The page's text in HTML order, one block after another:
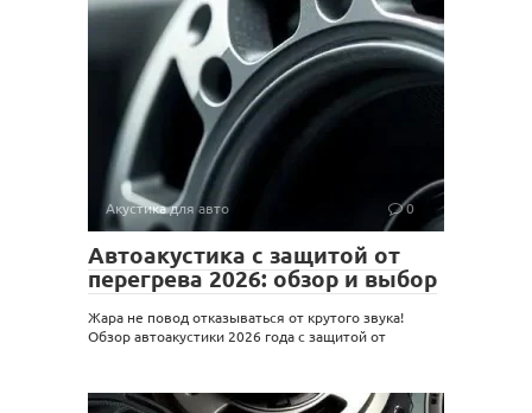
Акустика для авто 0
Автоакустика с защитой от
перегрева 2026: обзор и выбор
Жара не повод отказываться от крутого звука!
Обзор автоакустики 2026 года с защитой от